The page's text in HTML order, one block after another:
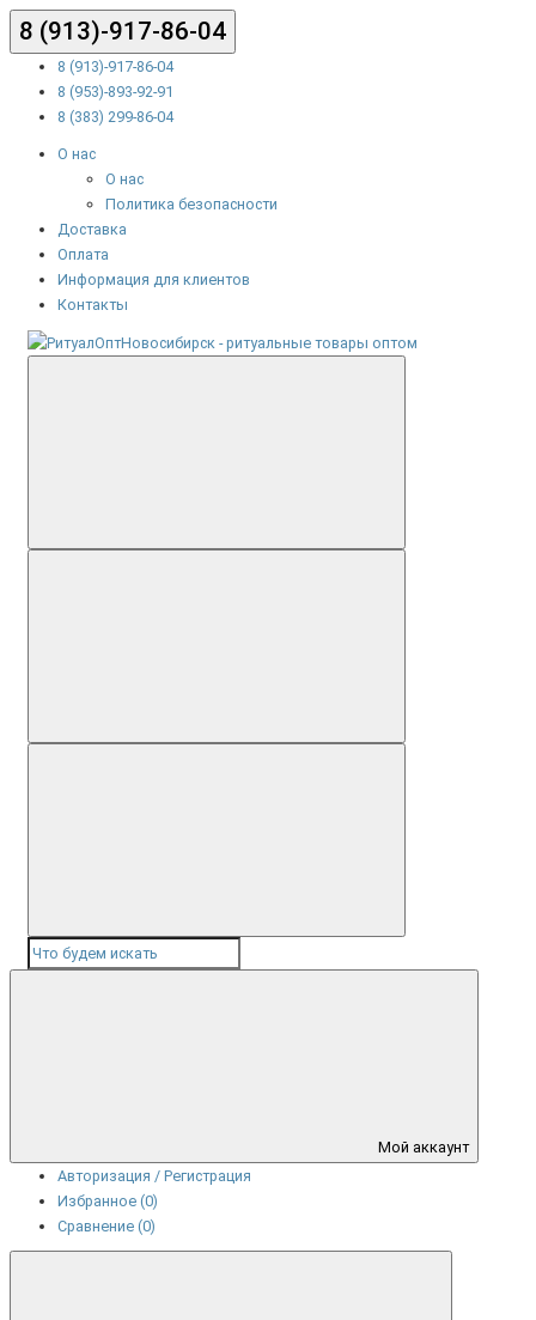
8 (913)-917-86-04
8 (913)-917-86-04
8 (953)-893-92-91
8 (383) 299-86-04
О нас
О нас
Политика безопасности
Доставка
Оплата
Информация для клиентов
Контакты
Мой аккаунт
Авторизация / Регистрация
Избранное (0)
Сравнение (0)